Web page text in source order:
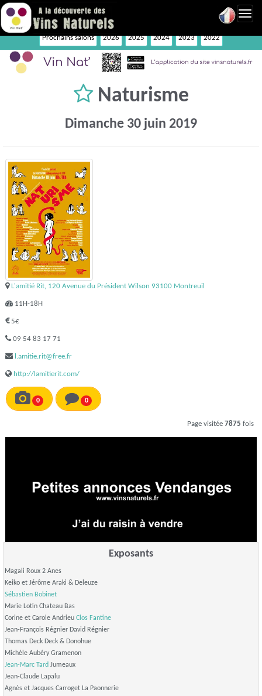
Prochains salons 2026 2025 2024 2023 2022
Naturisme
Dimanche 30 juin 2019
L'amitié Rit, 120 Avenue du Président Wilson 93100 Montreuil
11H-18H
5€
09 54 83 17 71
l.amitie.rit@free.fr
http://lamitierit.com/
0 0
Page visitée 7875 fois
Exposants
Magali Roux 2 Anes
Keiko et Jérôme Araki & Deleuze
Sébastien Bobinet
Marie Lotin Chateau Bas
Corine et Carole Andrieu Clos Fantine
Jean-François Régnier David Régnier
Thomas Deck Deck & Donohue
Michèle Aubéry Gramenon
Jean-Marc Tard Jumeaux
Jean-Claude Lapalu
Agnès et Jacques Carroget La Paonnerie